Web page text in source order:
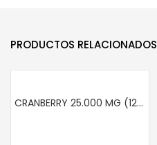
PRODUCTOS RELACIONADOS
CRANBERRY 25.000 MG (120 CÁPSULAS)